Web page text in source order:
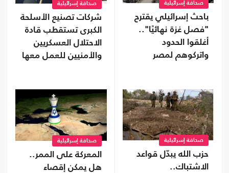
صحافة إسرائيلية
باحث إسرائيلي يقترح
"فصل غزة نهائيًا"..
أغلقوا الحدود
واتركوهم لمصر
صحافة إسرائيلية
شركات تصنيع الأسلحة
الكبرى تستقطب قادة
الاحتلال العسكريين
والأمنيين للعمل معها
صحافة إسرائيلية
حزب الله يبدّل قواعد
الاشتباك..
صحافة إسرائيلية
المعركة على الممر..
هل يمكن إقصاء